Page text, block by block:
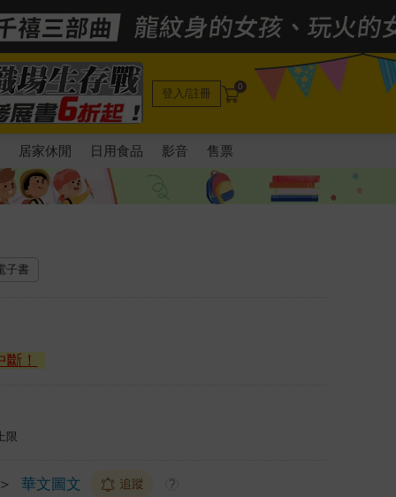
登入/註冊 0
居家休閒 日用食品 影音 售票
子書
！
限
華文圖文 追蹤 ?